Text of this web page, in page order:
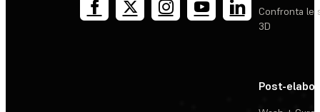
Confronta le
3D
Post-